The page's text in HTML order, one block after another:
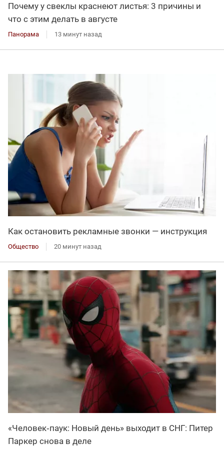
Почему у свеклы краснеют листья: 3 причины и
что с этим делать в августе
Панорама 13 минут назад
Как остановить рекламные звонки — инструкция
Общество 20 минут назад
«Человек‑паук: Новый день» выходит в СНГ: Питер
Паркер снова в деле